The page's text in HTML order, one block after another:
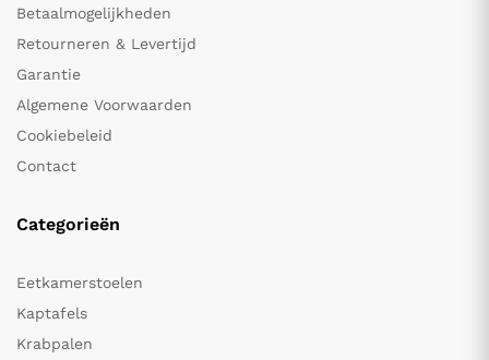
Betaalmogelijkheden
Retourneren & Levertijd
Garantie
Algemene Voorwaarden
Cookiebeleid
Contact
Categorieën
Eetkamerstoelen
Kaptafels
Krabpalen